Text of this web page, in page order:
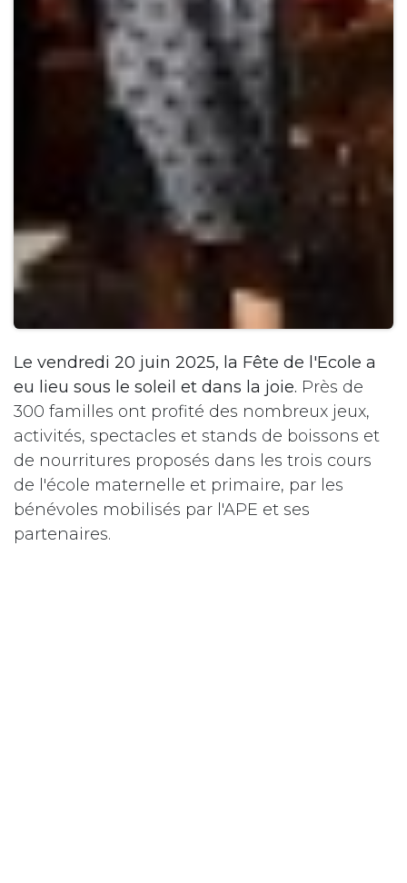
Le vendredi 20 juin 2025, la Fête de l'Ecole a
eu lieu sous le soleil et dans la joie. Près de
300 familles ont profité des nombreux jeux,
activités, spectacles et stands de boissons et
de nourritures proposés dans les trois cours
de l'école maternelle et primaire, par les
bénévoles mobilisés par l'APE et ses
partenaires.